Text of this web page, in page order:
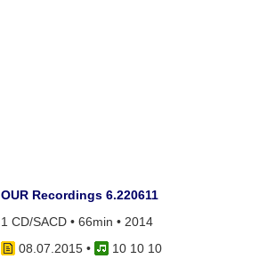
OUR Recordings 6.220611
1 CD/SACD • 66min • 2014
08.07.2015•
10 10 10